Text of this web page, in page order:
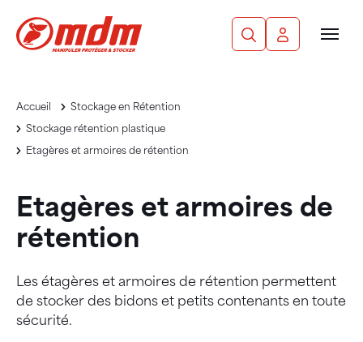
Aller au contenu principal
RechercheMon compte
Accueil
Stockage en Rétention
Stockage rétention plastique
Etagères et armoires de rétention
Etagères et armoires de
rétention
Les étagères et armoires de rétention permettent
de stocker des bidons et petits contenants en toute
sécurité.